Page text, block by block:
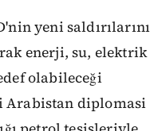
yeni saldırılarını
enerji, su, elektrik
olabileceği
Arabistan diplomasi